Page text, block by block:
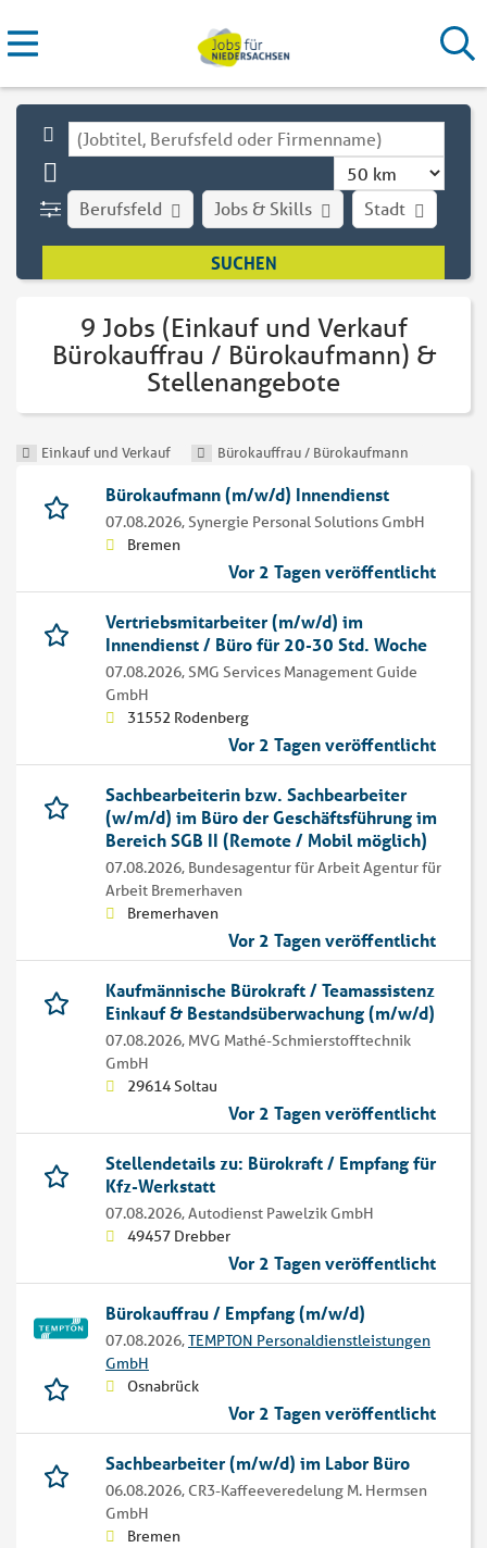
Stadt
Berufsfeld Jobs & Skills
9 Jobs (Einkauf und Verkauf
Bürokauffrau / Bürokaufmann) &
Stellenangebote
Einkauf und Verkauf Bürokauffrau / Bürokaufmann
Bürokaufmann (m/w/d) Innendienst
07.08.2026,Synergie Personal Solutions GmbH
Bremen
Vor 2 Tagen veröffentlicht
Vertriebsmitarbeiter (m/w/d) im
Innendienst / Büro für 20-30 Std. Woche
07.08.2026,SMG Services Management Guide
GmbH
31552 Rodenberg
Vor 2 Tagen veröffentlicht
Sachbearbeiterin bzw. Sachbearbeiter
(w/m/d) im Büro der Geschäftsführung im
Bereich SGB II (Remote / Mobil möglich)
07.08.2026, Bundesagentur für Arbeit Agentur für
Arbeit Bremerhaven
Bremerhaven
Vor 2 Tagen veröffentlicht
Kaufmännische Bürokraft / Teamassistenz
Einkauf & Bestandsüberwachung (m/w/d)
07.08.2026, MVG Mathé-Schmierstofftechnik
GmbH
29614 Soltau
Vor 2 Tagen veröffentlicht
Stellendetails zu: Bürokraft / Empfang für
Kfz-Werkstatt
07.08.2026,Autodienst Pawelzik GmbH
49457 Drebber
Vor 2 Tagen veröffentlicht
Bürokauffrau / Empfang (m/w/d)
07.08.2026,TEMPTON Personaldienstleistungen
GmbH
Osnabrück
Vor 2 Tagen veröffentlicht
Sachbearbeiter (m/w/d) im Labor Büro
06.08.2026, CR3-Kaffeeveredelung M. Hermsen
GmbH
Bremen